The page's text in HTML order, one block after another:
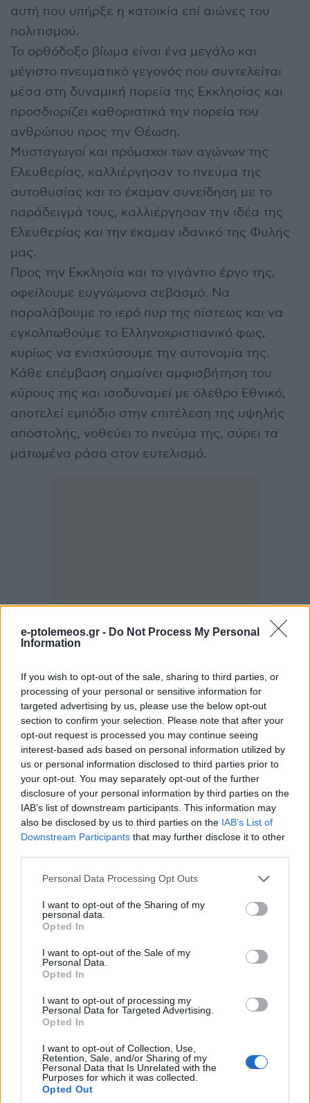
e-ptolemeos.gr - Do Not Process My Personal
Information
If you wish to opt-out of the sale, sharing to third parties, or
processing of your personal or sensitive information for
targeted advertising by us, please use the below opt-out
section to confirm your selection. Please note that after your
opt-out request is processed you may continue seeing
interest-based ads based on personal information utilized by
us or personal information disclosed to third parties prior to
your opt-out. You may separately opt-out of the further
disclosure of your personal information by third parties on the
IAB’s list of downstream participants. This information may
also be disclosed by us to third parties on the IAB’s List of
Downstream Participants that may further disclose it to other
Please note that this website/app uses one or more Google
not limited to your visit or usage behaviour. You may click to
grant or deny consent to Google and its third-party tags to
use your data for below specified purposes in below Google
consent section.
Personal Data Processing Opt Outs
I want to opt-out of the Sharing of my
personal data.
Opted In
I want to opt-out of the Sale of my
Personal Data.
Opted In
I want to opt-out of processing my
Personal Data for Targeted Advertising.
Opted In
I want to opt-out of Collection, Use,
Retention, Sale, and/or Sharing of my
Personal Data that Is Unrelated with the
Purposes for which it was collected.
Opted Out
αυτή που υπήρξε η κατοικία επί αιώνες του
πολιτισμού.
Το ορθόδοξο βίωμα είναι ένα μεγάλο και
μέγιστο πνευματικό γεγονός που συντελείται
μέσα στη δυναμική πορεία της Εκκλησίας και
προσδιορίζει καθοριστικά την πορεία του
ανθρώπου προς την Θέωση.
Μυσταγωγοί και πρόμαχοι των αγώνων της
Ελευθερίας, καλλιέργησαν το πνεύμα της
αυτοθυσίας και το έκαμαν συνείδηση με το
παράδειγμά τους, καλλιέργησαν την ιδέα της
Ελευθερίας και την έκαμαν ιδανικό της Φυλής
μας.
Προς την Εκκλησία και το γιγάντιο έργο της,
οφείλουμε ευγνώμονα σεβασμό. Να
παραλάβουμε το ιερό πυρ της πίστεως και να
εγκολπωθούμε το Ελληνοχριστιανικό φως,
κυρίως να ενισχύσουμε την αυτονομία της.
Κάθε επέμβαση σημαίνει αμφισβήτηση του
κύρους της και ισοδυναμεί με όλεθρο Εθνικό,
αποτελεί εμπόδιο στην επιτέλεση της υψηλής
αποστολής, νοθεύει το πνεύμα της, σύρει τα
ματωμένα ράσα στον ευτελισμό.
ΓΙΑΝΝΑΚΗΣ ΓΕΩΡΓΙΟΣ
Σχετικά
Ο ρόλος της Εκκλησίας και
του Ιερού Κλήρου στην
εθνική ζωή
15 Μαρτίου 2014, 12:00 μμ
σε "Αρθρογραφία"
Η οικουμενικότητα της
εκκλησίας
13 Ιουνίου 2013, 2:07 μμ
σε "Αρθρογραφία"
ΕΚ ΒΑΘΟΥΣ ΚΑΡΔΙΑΣ –
του Κωνσταντίνου Χολέβα*
Ακολουθήστε μας στο